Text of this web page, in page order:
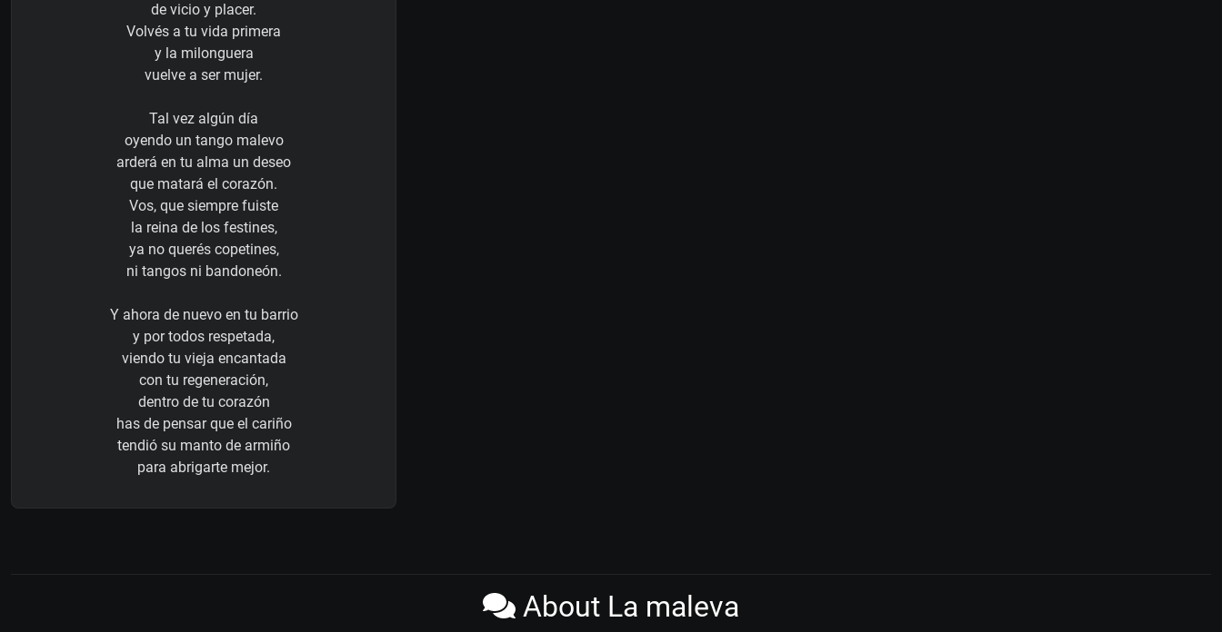
de vicio y placer.
Volvés a tu vida primera
y la milonguera
vuelve a ser mujer.
Tal vez algún día
oyendo un tango malevo
arderá en tu alma un deseo
que matará el corazón.
Vos, que siempre fuiste
la reina de los festines,
ya no querés copetines,
ni tangos ni bandoneón.
Y ahora de nuevo en tu barrio
y por todos respetada,
viendo tu vieja encantada
con tu regeneración,
dentro de tu corazón
has de pensar que el cariño
tendió su manto de armiño
para abrigarte mejor.
About La maleva